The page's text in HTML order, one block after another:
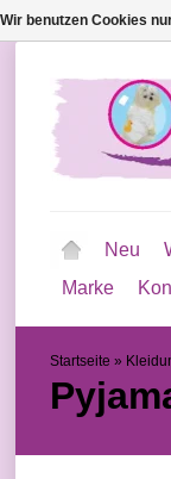
Neu
Marke
Startseite »
Wir benutzen Cookies